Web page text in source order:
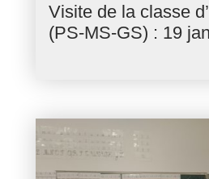
Visite de la classe
(PS-MS-GS) : 19